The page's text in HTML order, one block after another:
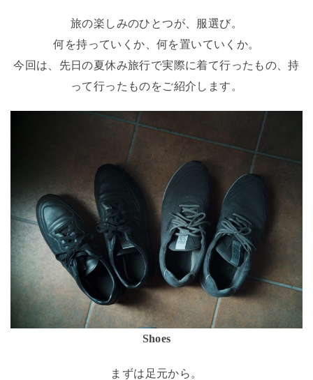
旅の楽しみのひとつが、服選び。
何を持っていくか、何を置いていくか。
今回は、先日の夏休み旅行で実際に着て行ったもの、持
って行ったものをご紹介します。
Shoes
まずは足元から。